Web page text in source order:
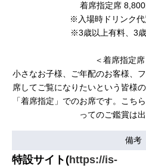
着席指定席 8,800
※入場時ドリンク
※3歳以上有料、3
＜着席指定
小さなお子様、ご年配のお客様、
席してご覧になりたいという皆様
「着席指定」でのお席です。こち
ってのご鑑賞は出
備考
特設サイト(https://is-